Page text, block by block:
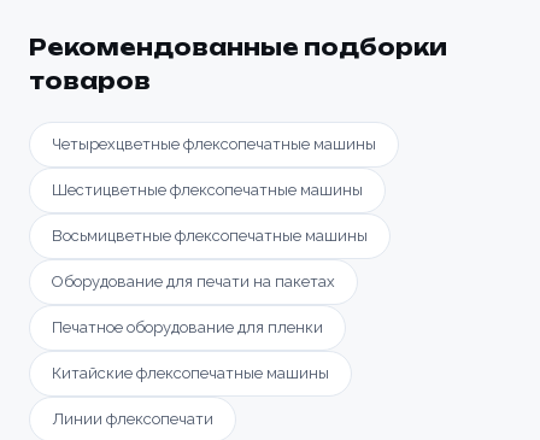
Рекомендованные подборки
товаров
Четырехцветные флексопечатные машины
Шестицветные флексопечатные машины
Восьмицветные флексопечатные машины
Оборудование для печати на пакетах
Печатное оборудование для пленки
Китайские флексопечатные машины
Линии флексопечати